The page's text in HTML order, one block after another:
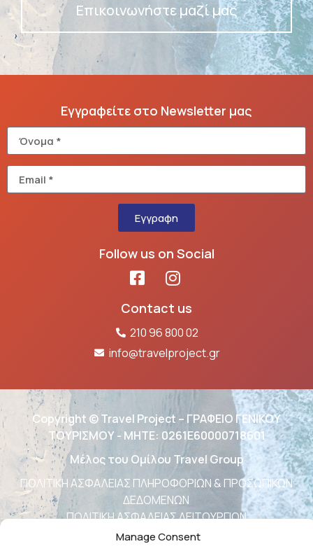
Manage Consent
Επικοινωνήστε μαζί μας
Εγγραφείτε στο Newsletter μας
Εγγραφη
Follow us on Social
Contact us
210 96 800 02
info@travelproject.gr
Copyright © Travel Project – ΓΡΑΦΕΙΟ ΓΕΝΙΚΟΥ
ΤΟΥΡΙΣΜΟΥ - ΜΗΤΕ: 0261Ε60000718601
Μέλος του Ομίλου Travel Group
ΠΟΛΙΤΙΚΗ ΑΣΦΑΛΕΙΑΣ ΠΛΗΡΟΦΟΡΙΩΝ & ΠΡΟΣΩΠΙΚΩΝ
ΔΕΔΟΜΕΝΩΝ
ΠΟΛΙΤΙΚΗ ΑΣΦΑΛΕΙΑΣ ΛΕΙΤΟΥΡΓΙΩΝ
ΔΗΛΩΣΗ ΠΟΛΙΤΙΚΗΣ ΠΟΙΟΤΗΤΑΣ